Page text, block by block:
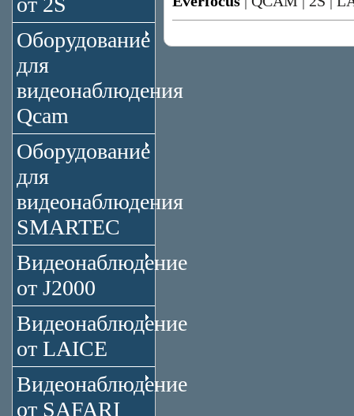
Оборудование
для
видеонаблюдения
Qcam
Оборудование
для
видеонаблюдения
SMARTEC
Видеонаблюдение
от J2000
Видеонаблюдение
от LAICE
Видеонаблюдение
от SAFARI